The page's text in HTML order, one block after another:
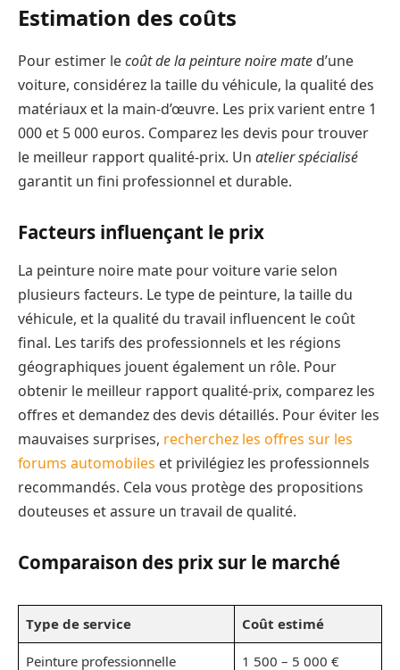
Estimation des coûts
Pour estimer lecoût de la peinture noire mate d’une
voiture, considérez la taille du véhicule, la qualité des
matériaux et la main-d’œuvre. Les prix varient entre 1
000 et 5 000 euros. Comparez les devis pour trouver
le meilleur rapport qualité-prix. Un atelier spécialisé
garantit un fini professionnel et durable.
Facteurs influençant le prix
La peinture noire mate pour voiture varie selon
plusieurs facteurs. Le type de peinture, la taille du
véhicule, et la qualité du travail influencent le coût
final. Les tarifs des professionnels et les régions
géographiques jouent également un rôle. Pour
obtenir le meilleur rapport qualité-prix, comparez les
offres et demandez des devis détaillés. Pour éviter les
mauvaises surprises, recherchez les offres sur les
forums automobiles et privilégiez les professionnels
recommandés. Cela vous protège des propositions
douteuses et assure un travail de qualité.
Comparaison des prix sur le marché
Type de service Coût estimé
Peinture professionnelle 1 500 – 5 000 €